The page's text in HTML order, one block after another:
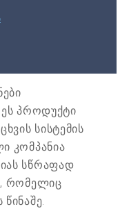
პროდუქტი
სისტემის
კომპანია
სწრაფად
რომელიც